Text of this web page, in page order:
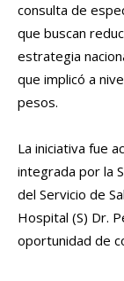
consulta de
que buscan
estrategia
que implicó a
pesos.
La iniciativa fue
integrada por la
del Servicio de
Hospital (S) Dr.
oportunidad de